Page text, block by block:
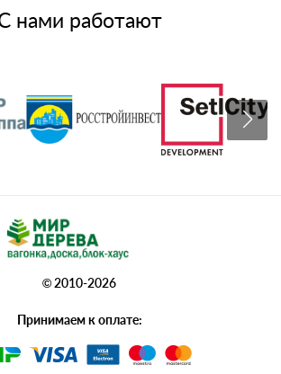
нами работают
© 2010-2026
Принимаем к оплате: